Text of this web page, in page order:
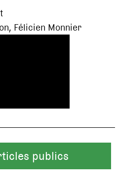
Félicien Monnier
publics